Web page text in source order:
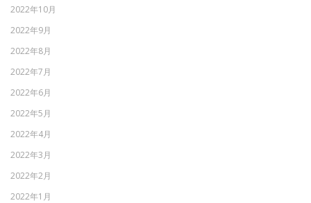
2022年10月
2022年9月
2022年8月
2022年7月
2022年6月
2022年5月
2022年4月
2022年3月
2022年2月
2022年1月